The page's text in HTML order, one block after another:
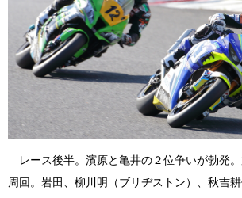
レース後半。濱原と亀井の２位争いが勃発
周回。岩田、柳川明（ブリヂストン）、秋吉